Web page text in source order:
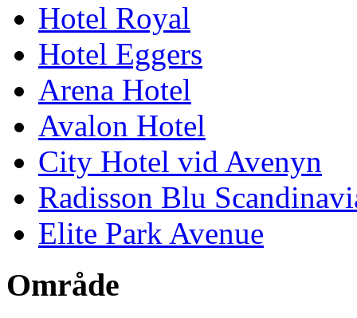
Hotel Royal
Hotel Eggers
Arena Hotel
Avalon Hotel
City Hotel vid Avenyn
Radisson Blu
Elite Park Avenue
Område